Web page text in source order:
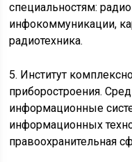
специальностям:
инфокоммуникации,
радиотехника.
5. Институт
приборостроения.
информационные
информационных
правоохранительная